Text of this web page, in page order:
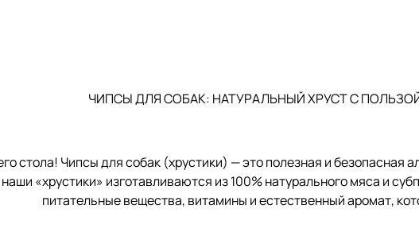
ЧИПСЫ ДЛЯ СОБАК: НАТУРАЛЬНЫЙ ХРУСТ С
стола! Чипсы для собак (хрустики) — это полезная и безопасная
«хрустики» изготавливаются из 100% натурального мяса и
питательные вещества, витамины и естественный аромат,